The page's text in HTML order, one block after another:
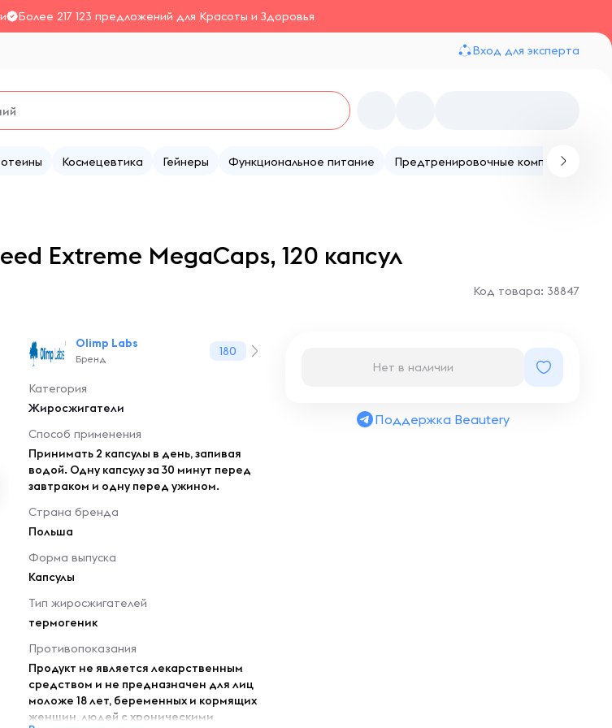
Более 217 123 предложений для Красоты и Здоровья
Вход для эксперта
Космецевтика Гейнеры Функциональное питание Предтренировочные комплексы
Extreme MegaCaps, 120 капсул
Код товара: 38847
Olimp Labs
Бренд
180
Категория
Жиросжигатели
Способ применения
Принимать 2 капсулы в день, запивая
водой. Одну капсулу за 30 минут перед
завтраком и одну перед ужином.
Страна бренда
Польша
Форма выпуска
Капсулы
Тип жиросжигателей
термогеник
Противопоказания
Продукт не является лекарственным
средством и не предназначен для лиц
моложе 18 лет, беременных и кормящих
женщин, людей с хроническими
Нет в наличии
Поддержка Beautery